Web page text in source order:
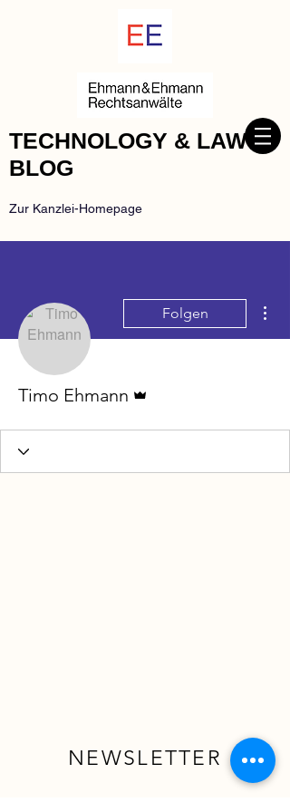
TECHNOLOGY & LAW
BLOG
Zur Kanzlei-Homepage
Folgen
Timo Ehmann
NEWSLETTER